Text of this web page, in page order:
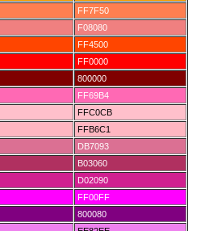
FF7F50
F08080
FF4500
FF0000
800000
FF69B4
FFC0CB
FFB6C1
DB7093
B03060
D02090
FF00FF
800080